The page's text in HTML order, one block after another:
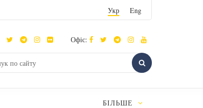
Укр Eng
Офіс:
БІЛЬШЕ